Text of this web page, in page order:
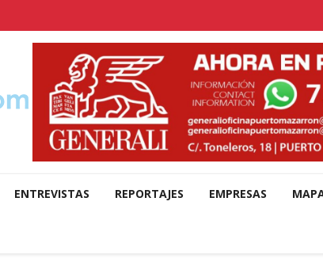
ENTREVISTAS REPORTAJES EMPRESAS